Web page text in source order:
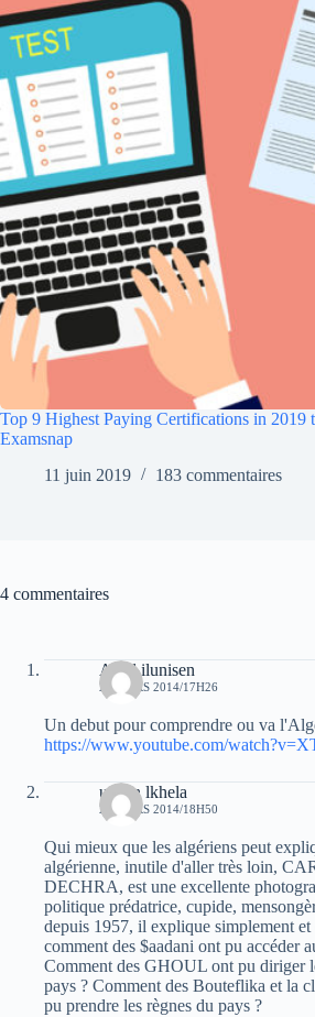
Top 9 Highest Paying Certifications in 2019
Examsnap
11 juin 2019
183 commentaires
4 commentaires
Aksil ilunisen
22 MARS 2014/17H26
Un debut pour comprendre ou va
https://www.youtube.com/
uchen lkhela
22 MARS 2014/18H50
Qui mieux que les algériens peut
algérienne, inutile d'aller très loin,
DECHRA, est une excellente
politique prédatrice, cupide,
depuis 1957, il explique simplement et
comment des $aadani ont pu accéder
Comment des GHOUL ont pu diriger
pays ? Comment des Bouteflika et la
pu prendre les règnes du pays ?